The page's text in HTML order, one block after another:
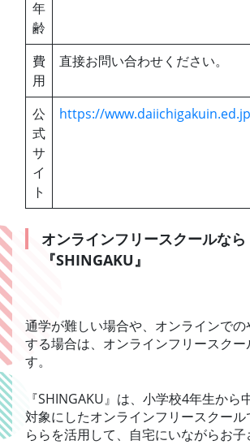
年
齢
費
用
直接お問い合わせください。
公
式
サ
イ
ト
https://
オンラインフリースクールなら
『SHINGAKU』
通学が難しい場合や、オンラインで
する場合は、オンラインフリースク
す。
『SHINGAKU』は、小学校4年生から
対象にしたオンラインフリースクール
ららを活用して、自宅にいながらお